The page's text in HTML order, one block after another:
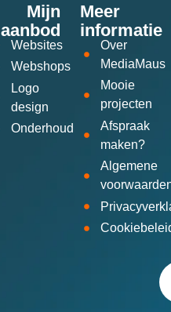
Mijn
aanbod
Websites
Webshops
Logo
design
Onderhoud
Meer
informatie
Over
MediaMaus
Mooie
projecten
Afspraak
maken?
Algemene